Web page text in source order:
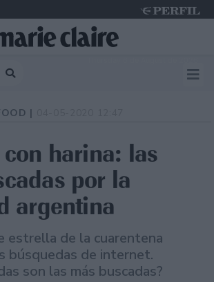
|
con harina: las
por la
argentina
estrella de la cuarentena
búsquedas de internet.
son las más buscadas?